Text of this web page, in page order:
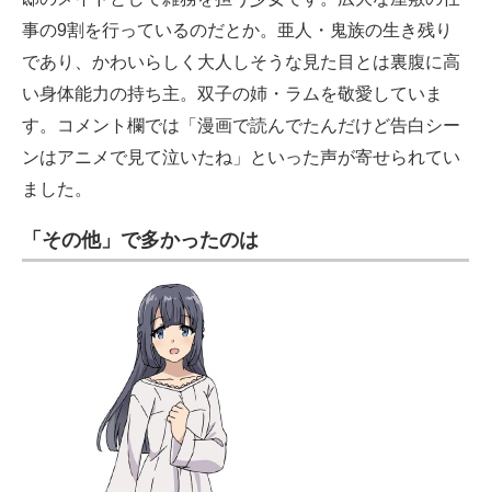
事の9割を行っているのだとか。亜人・鬼族の生き残り
であり、かわいらしく大人しそうな見た目とは裏腹に高
い身体能力の持ち主。双子の姉・ラムを敬愛していま
す。コメント欄では「漫画で読んでたんだけど告白シー
ンはアニメで見て泣いたね」といった声が寄せられてい
ました。
「その他」で多かったのは